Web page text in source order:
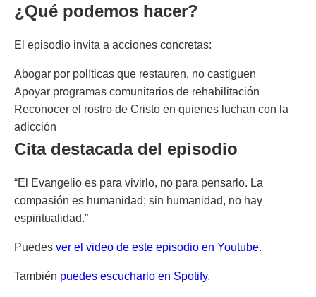
¿Qué podemos hacer?
El episodio invita a acciones concretas:
Abogar por políticas que restauren, no castiguen
Apoyar programas comunitarios de rehabilitación
Reconocer el rostro de Cristo en quienes luchan con la
adicción
Cita destacada del episodio
“El Evangelio es para vivirlo, no para pensarlo. La
compasión es humanidad; sin humanidad, no hay
espiritualidad.”
Puedes ver el video de este episodio en Youtube.
También puedes escucharlo en Spotify.